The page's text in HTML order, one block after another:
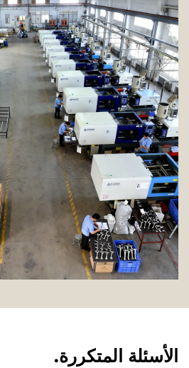
الأسئلة المتكررة.